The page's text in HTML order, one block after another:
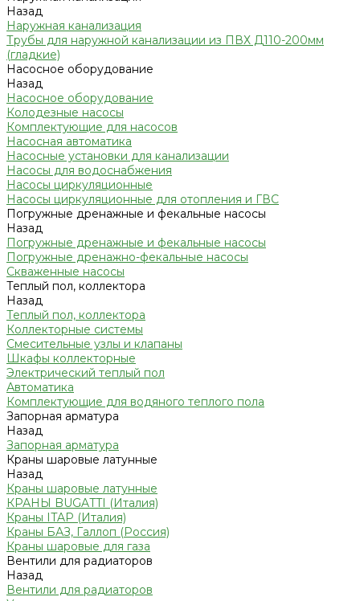
Назад
Наружная канализация
Трубы для наружной канализации из ПВХ Д110-200мм
(гладкие)
Насосное оборудование
Назад
Насосное оборудование
Колодезные насосы
Комплектующие для насосов
Насосная автоматика
Насосные установки для канализации
Насосы для водоснабжения
Насосы циркуляционные
Насосы циркуляционные для отопления и ГВС
Погружные дренажные и фекальные насосы
Назад
Погружные дренажные и фекальные насосы
Погружные дренажно-фекальные насосы
Скваженные насосы
Теплый пол, коллектора
Назад
Теплый пол, коллектора
Коллекторные системы
Смесительные узлы и клапаны
Шкафы коллекторные
Электрический теплый пол
Автоматика
Комплектующие для водяного теплого пола
Запорная арматура
Назад
Запорная арматура
Краны шаровые латунные
Назад
Краны шаровые латунные
КРАНЫ BUGATTI (Италия)
Краны ITAP (Италия)
Краны БАЗ, Галлоп (Россия)
Краны шаровые для газа
Вентили для радиаторов
Назад
Вентили для радиаторов